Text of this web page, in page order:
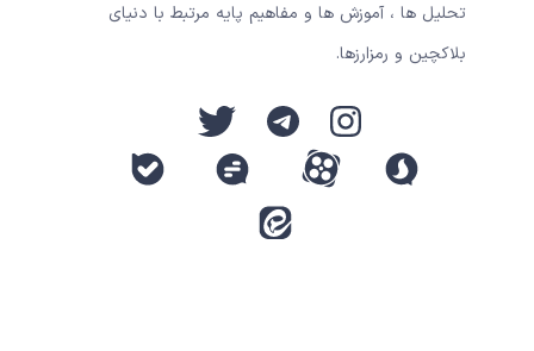
تحلیل ها ، آموزش ها و مفاهیم پایه مرتبط با دنیای
بلاکچین و رمزارزها.